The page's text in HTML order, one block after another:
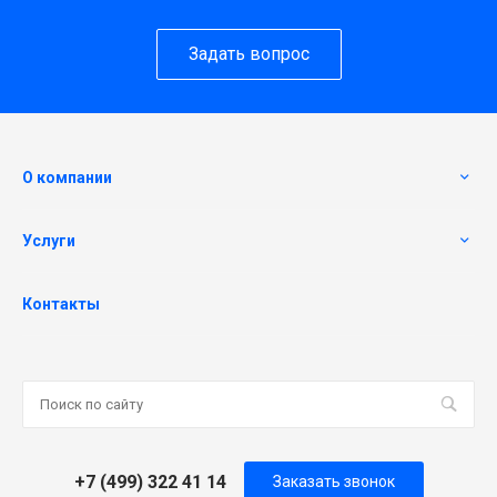
Задать вопрос
О компании
Услуги
Контакты
+7 (499) 322 41 14 Заказать звонок